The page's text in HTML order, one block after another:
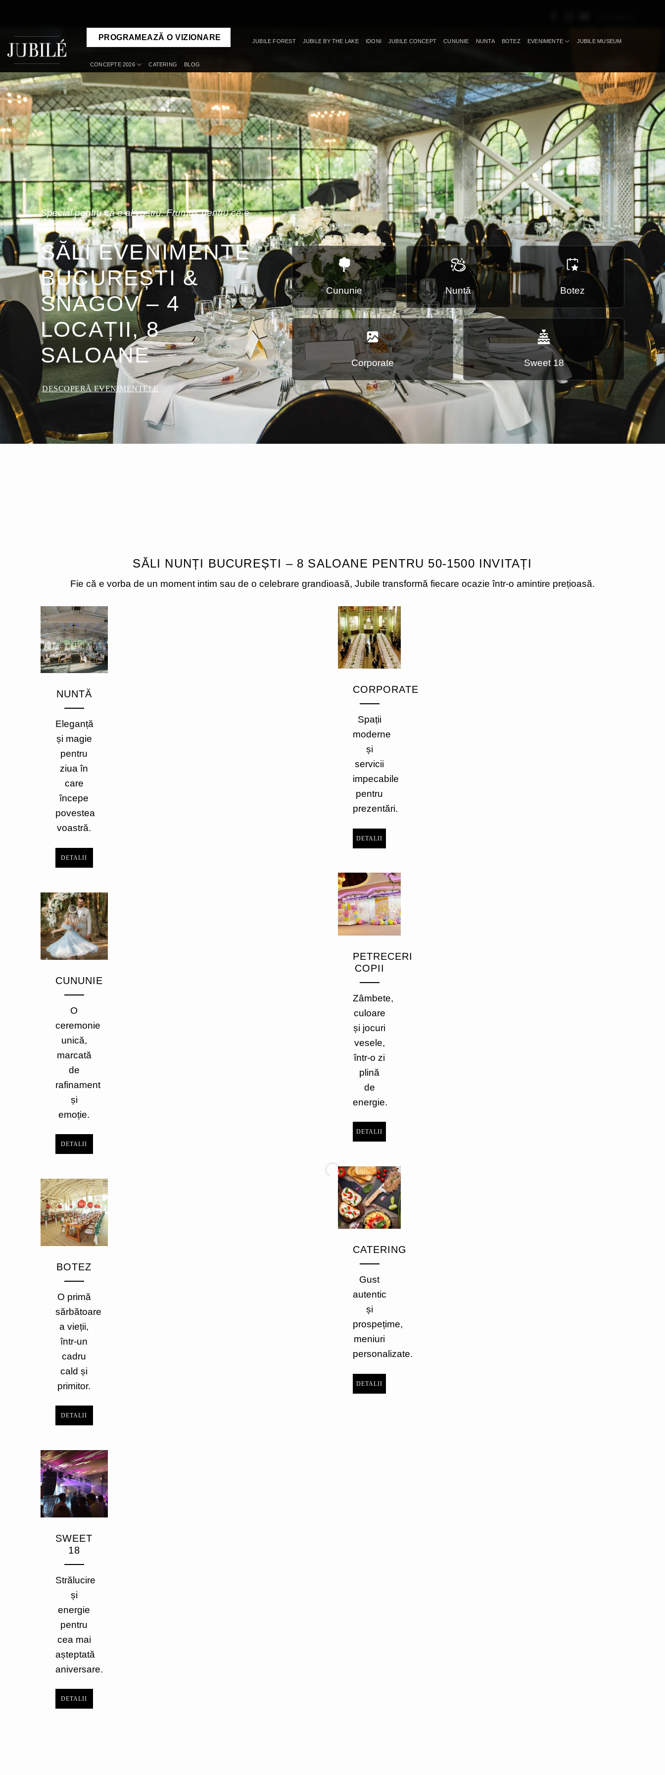
PROGRAMEAZĂ O VIZIONARE JUBILE FOREST JUBILE BY THE LAKE IDONI JUBILE CONCEPT CUNUNIE NUNTA BOTEZ EVENIMENTE JUBILE MUSEUM
CONCEPTE 2026 CATERING BLOG
Special pentru că e al vostru. Frumos pentru că e
despre voi.
SĂLI EVENIMENTE
BUCUREȘTI &
SNAGOV – 4
LOCAȚII, 8
SALOANE
DESCOPERĂ EVENIMENTELE
Cununie Nuntă Botez
Corporate Sweet 18
SĂLI NUNȚI BUCUREȘTI – 8 SALOANE PENTRU 50-1500 INVITAȚI
Fie că e vorba de un moment intim sau de o celebrare grandioasă, Jubile transformă fiecare ocazie într-o amintire prețioasă.
NUNTĂ
Eleganță
și magie
pentru
ziua în
care
începe
povestea
voastră.
DETALII
CUNUNIE
O
ceremonie
unică,
marcată
de
rafinament
și
emoție.
DETALII
BOTEZ
O primă
sărbătoare
a vieții,
într-un
cadru
cald și
primitor.
DETALII
SWEET
18
Strălucire
și
energie
pentru
cea mai
așteptată
aniversare.
DETALII
CORPORATE
Spații
moderne
și
servicii
impecabile
pentru
prezentări.
DETALII
PETRECERI
COPII
Zâmbete,
culoare
și jocuri
vesele,
într-o zi
plină
de
energie.
DETALII
CATERING
Gust
autentic
și
prospețime,
meniuri
personalizate.
DETALII